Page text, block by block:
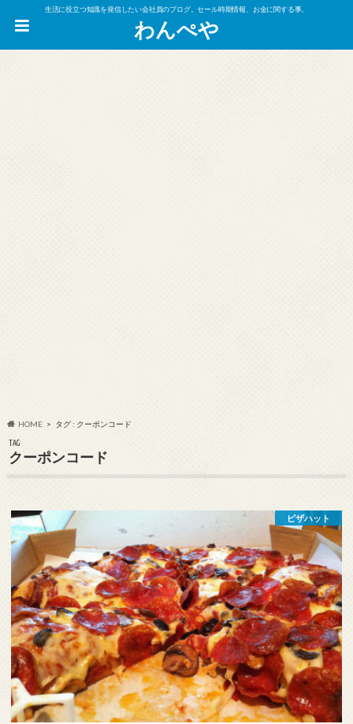
生活に役立つ知識を発信したい会社員のブログ。セール時期情報、お金に関する事。
わんぺや
HOME タグ : クーポンコード
TAG
クーポンコード
ピザハット